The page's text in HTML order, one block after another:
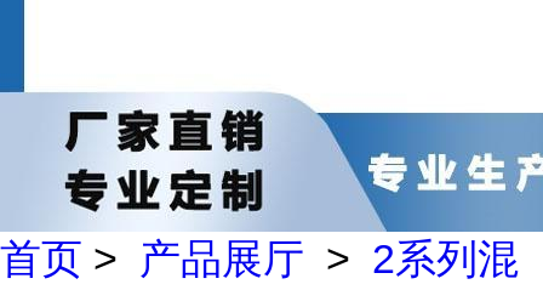
首页 > 产品展厅 > 2系列混